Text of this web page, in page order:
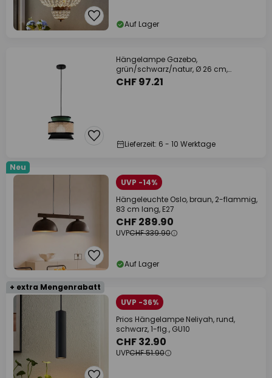
Auf Lager
Hängelampe Gazebo,
grün/schwarz/natur, Ø 26 cm,
Stoff/Rattan
CHF 97.21
Lieferzeit: 6 - 10 Werktage
Neu
UVP -14%
Hängeleuchte Oslo, braun, 2-flammig,
83 cm lang, E27
CHF 289.90
UVPCHF 339.90
Auf Lager
+ extra Mengenrabatt
UVP -36%
Prios Hängelampe Neliyah, rund,
schwarz, 1-flg., GU10
CHF 32.90
UVPCHF 51.90